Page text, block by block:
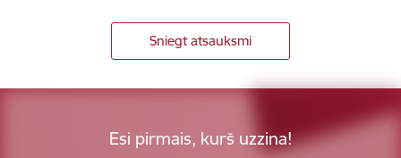
Sniegt atsauksmi
Esi pirmais, kurš uzzina!